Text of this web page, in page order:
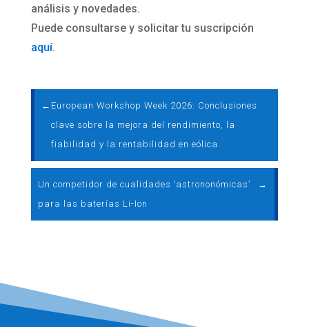
análisis y novedades.
Puede consultarse y solicitar tu suscripción
aquí.
← European Workshop Week 2026: Conclusiones
clave sobre la mejora del rendimiento, la
fiabilidad y la rentabilidad en eólica
Un competidor de cualidades ‘astrononómicas’
para las baterías Li-Ion
→